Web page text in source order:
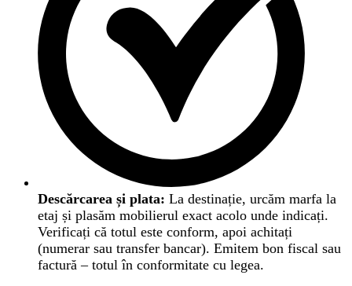
Descărcarea și plata: La destinație, urcăm marfa la
etaj și plasăm mobilierul exact acolo unde indicați.
Verificați că totul este conform, apoi achitați
(numerar sau transfer bancar). Emitem bon fiscal sau
factură – totul în conformitate cu legea.